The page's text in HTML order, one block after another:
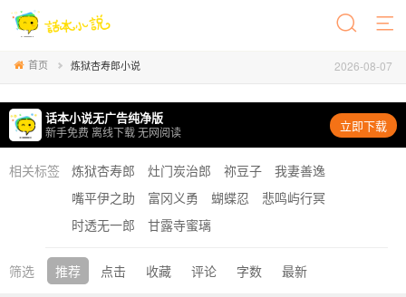
首页 炼狱杏寿郎小说 2026-08-07
话本小说无广告纯净版
新手免费 离线下载 无网阅读 立即下载
相关标签 炼狱杏寿郎 灶门炭治郎 祢豆子
我妻善逸
嘴平伊之助
富冈义勇 蝴蝶忍
悲鸣屿行冥
时透无一郎
甘露寺蜜璃
筛选 推荐 点击 收藏 评论 字数 最新